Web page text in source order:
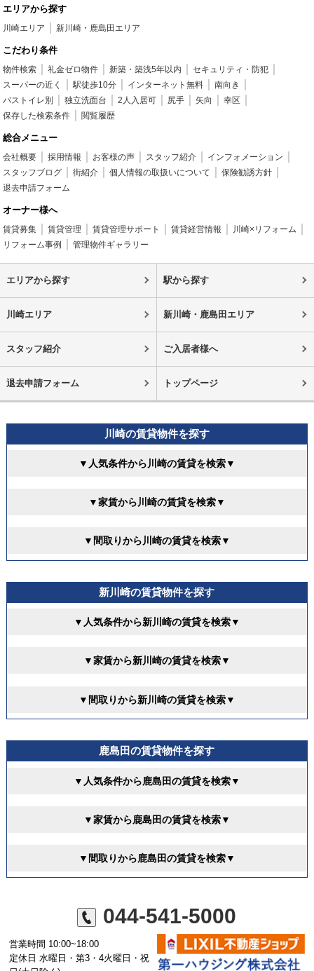
エリアから探す
川崎エリア 新川崎・鹿島田エリア
こだわり条件
物件検索 礼金ゼロ物件 新築・築浅5年以内
セキュリティ・防犯
スーパーの近く
駅徒歩10分 インターネット無料
南向き
バストイレ別
独立洗面台 2人入居可 尻手 矢向
幸区
保存した検索条件
閲覧履歴
総合メニュー
会社概要 採用情報 お客様の声 スタッフ紹介
インフォメーション
スタッフブログ
街紹介 個人情報の取扱いについて
保険勧誘方針
退去申請フォーム
オーナー様へ
賃貸募集 賃貸管理 賃貸管理サポート 賃貸経営情報
川崎×リフォーム
リフォーム事例
管理物件ギャラリー
エリアから探す 駅から探す
川崎エリア 新川崎・鹿島田エリア
スタッフ紹介 ご入居者様へ
退去申請フォーム トップページ
川崎の賃貸物件を探す
▼人気条件から川崎の賃貸を検索▼
▼家賃から川崎の賃貸を検索▼
▼間取りから川崎の賃貸を検索▼
新川崎の賃貸物件を探す
▼人気条件から新川崎の賃貸を検索▼
▼家賃から新川崎の賃貸を検索▼
▼間取りから新川崎の賃貸を検索▼
鹿島田の賃貸物件を探す
▼人気条件から鹿島田の賃貸を検索▼
▼家賃から鹿島田の賃貸を検索▼
▼間取りから鹿島田の賃貸を検索▼
044-541-5000
営業時間 10:00~18:00
定休日 水曜日・第3・4火曜日・祝